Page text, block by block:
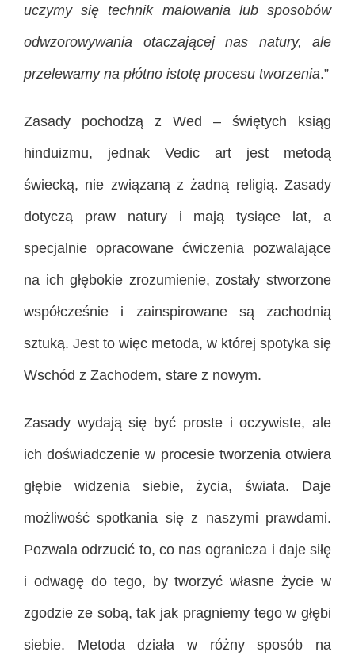
uczymy się technik malowania lub sposobów
odwzorowywania otaczającej nas natury, ale
przelewamy na płótno istotę procesu tworzenia.”
Zasady pochodzą z Wed – świętych ksiąg
hinduizmu, jednak Vedic art jest metodą
świecką, nie związaną z żadną religią. Zasady
dotyczą praw natury i mają tysiące lat, a
specjalnie opracowane ćwiczenia pozwalające
na ich głębokie zrozumienie, zostały stworzone
współcześnie i zainspirowane są zachodnią
sztuką. Jest to więc metoda, w której spotyka się
Wschód z Zachodem, stare z nowym.
Zasady wydają się być proste i oczywiste, ale
ich doświadczenie w procesie tworzenia otwiera
głębie widzenia siebie, życia, świata. Daje
możliwość spotkania się z naszymi prawdami.
Pozwala odrzucić to, co nas ogranicza i daje siłę
i odwagę do tego, by tworzyć własne życie w
zgodzie ze sobą, tak jak pragniemy tego w głębi
siebie. Metoda działa w różny sposób na